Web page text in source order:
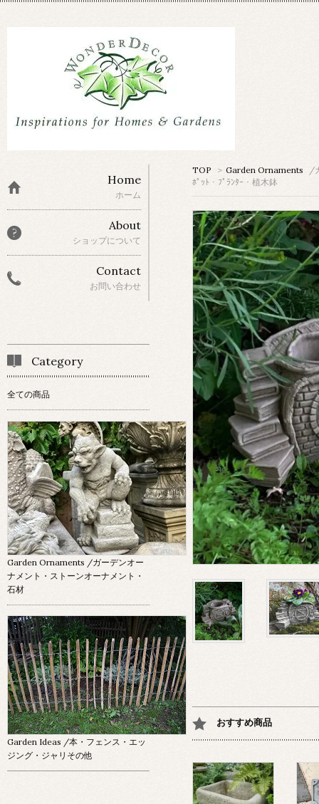
TOP > Garden Ornaments
/
ﾎﾟｯﾄ・ﾌﾟﾗﾝﾀｰ・植木鉢
おすすめ商品
Home
ホーム
About
ショップについて
Contact
お問い合わせ
Category
全ての商品
Garden Ornaments /ガーデンオー
ナメント・ストーンオーナメント・
石材
Garden Ideas /本・フェンス・エッ
ジング・ジャリその他